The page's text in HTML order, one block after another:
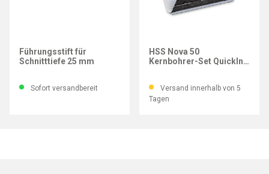
Führungsstift für
Schnitttiefe 25 mm
Sofort versandbereit
HSS Nova 50
Kernbohrer-Set QuickIn
Versand innerhalb von 5
Tagen